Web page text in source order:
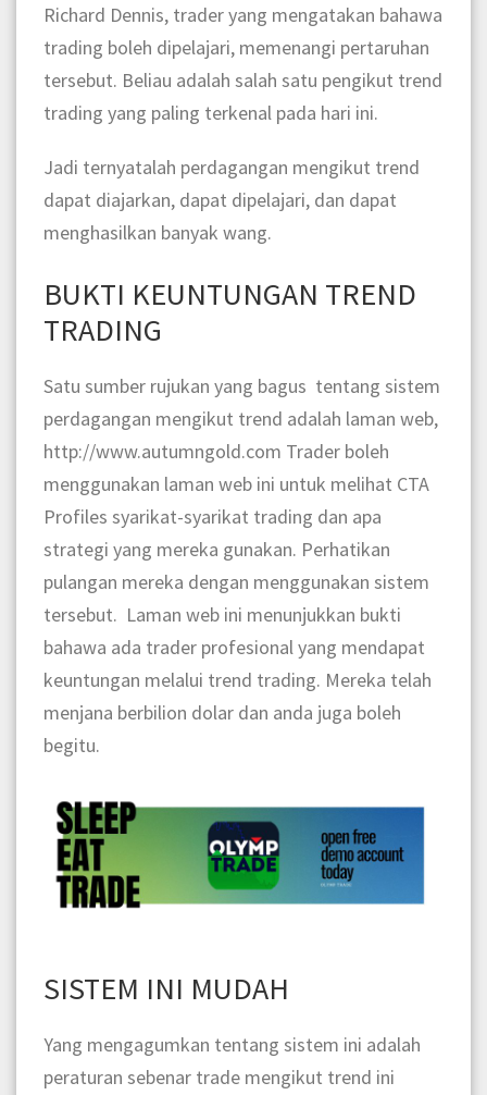
Richard Dennis, trader yang mengatakan bahawa
trading boleh dipelajari, memenangi pertaruhan
tersebut. Beliau adalah salah satu pengikut trend
trading yang paling terkenal pada hari ini.
Jadi ternyatalah perdagangan mengikut trend
dapat diajarkan, dapat dipelajari, dan dapat
menghasilkan banyak wang.
BUKTI KEUNTUNGAN TREND
TRADING
Satu sumber rujukan yang bagus tentang sistem
perdagangan mengikut trend adalah laman web,
http://www.autumngold.com Trader boleh
menggunakan laman web ini untuk melihat CTA
Profiles syarikat-syarikat trading dan apa
strategi yang mereka gunakan. Perhatikan
pulangan mereka dengan menggunakan sistem
tersebut. Laman web ini menunjukkan bukti
bahawa ada trader profesional yang mendapat
keuntungan melalui trend trading. Mereka telah
menjana berbilion dolar dan anda juga boleh
begitu.
SISTEM INI MUDAH
Yang mengagumkan tentang sistem ini adalah
peraturan sebenar trade mengikut trend ini